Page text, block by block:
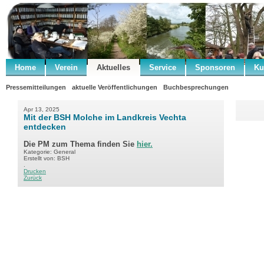
Home Verein Aktuelles Service Sponsoren
Pressemitteilungen aktuelle Veröffentlichungen Buchbesprechungen
Apr 13, 2025
Mit der BSH Molche im Landkreis Vechta
entdecken
Die PM zum Thema finden Sie hier.
Kategorie: General
Erstellt von: BSH
Drucken
Zurück